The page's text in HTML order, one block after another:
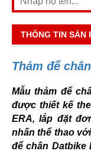
THÔNG TIN SẢN
Thảm để
Mẫu thảm để
được thiết kế
ERA, lắp đặt
nhấn thể thao
để chân Datbike